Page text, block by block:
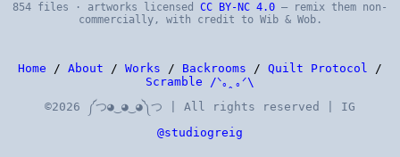
854 files · artworks licensed CC BY-NC 4.0 — remix them non-
commercially, with credit to Wib & Wob.
Home / About / Works / Backrooms / Quilt Protocol /
Scramble /ᐠ｡ꞈ｡ᐟ\
©2026 ༼つ◕‿◕‿◕༽つ | All rights reserved | IG
@studiogreig